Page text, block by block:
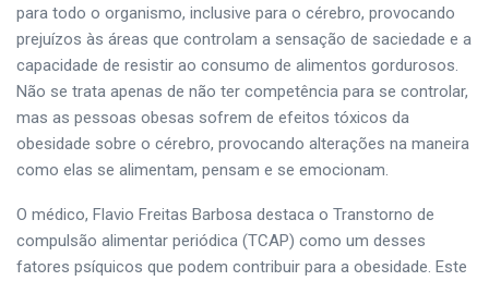
para todo o organismo, inclusive para o cérebro, provocando
prejuízos às áreas que controlam a sensação de saciedade e a
capacidade de resistir ao consumo de alimentos gordurosos.
Não se trata apenas de não ter competência para se controlar,
mas as pessoas obesas sofrem de efeitos tóxicos da
obesidade sobre o cérebro, provocando alterações na maneira
como elas se alimentam, pensam e se emocionam.
O médico, Flavio Freitas Barbosa destaca o Transtorno de
compulsão alimentar periódica (TCAP) como um desses
fatores psíquicos que podem contribuir para a obesidade. Este